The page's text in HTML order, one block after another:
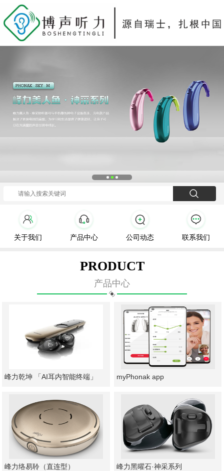
关于我们 产品中心 公司动态 联系我们
PRODUCT
产品中心
峰力乾坤 「AI耳内智能终端」 myPhonak app
峰力络易聆（直连型） 峰力黑曜石·神采系列